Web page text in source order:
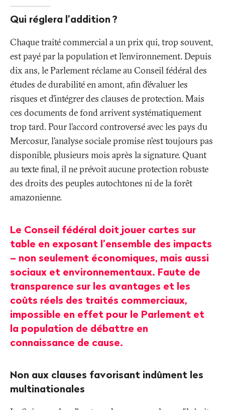
Qui réglera l’addition ?
Chaque traité commercial a un prix qui, trop souvent,
est payé par la population et l’environnement. Depuis
dix ans, le Parlement réclame au Conseil fédéral des
études de durabilité en amont, afin d’évaluer les
risques et d’intégrer des clauses de protection. Mais
ces documents de fond arrivent systématiquement
trop tard. Pour l’accord controversé avec les pays du
Mercosur, l’analyse sociale promise n'est toujours pas
disponible, plusieurs mois après la signature. Quant
au texte final, il ne prévoit aucune protection robuste
des droits des peuples autochtones ni de la forêt
amazonienne.
Le Conseil fédéral doit jouer cartes sur
table en exposant l’ensemble des impacts
– non seulement économiques, mais aussi
sociaux et environnementaux. Faute de
transparence sur les avantages et les
coûts réels des traités commerciaux,
impossible en effet pour le Parlement et
la population de débattre en
connaissance de cause.
Non aux clauses favorisant indûment les
multinationales